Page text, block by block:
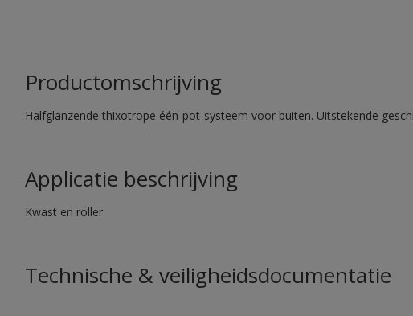
Productomschrijving
Halfglanzende thixotrope één-pot-systeem voor buiten. Uitstekende
Applicatie beschrijving
Kwast en roller
Technische & veiligheidsdocumentatie